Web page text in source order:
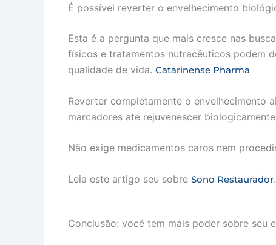
É possível reverter o envelhecimento
Esta é a pergunta que mais cresce nas
físicos e tratamentos nutracêuticos podem
qualidade de vida. Catarinense Pharma
Reverter completamente o envelhecimento
marcadores até rejuvenescer
Não exige medicamentos caros nem
Leia este artigo seu sobre Sono Restaurador.
Conclusão: você tem mais poder sobre seu